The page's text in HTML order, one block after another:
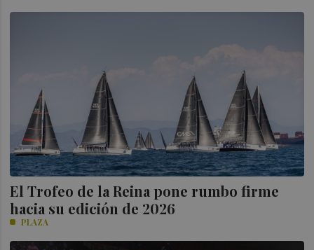
El Trofeo de la Reina pone rumbo firme
hacia su edición de 2026
PLAZA